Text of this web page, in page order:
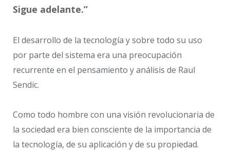
Sigue adelante.”
El desarrollo de la tecnología y sobre todo su uso
por parte del sistema era una preocupación
recurrente en el pensamiento y análisis de Raul
Sendic.
Como todo hombre con una visión revolucionaria de
la sociedad era bien consciente de la importancia de
la tecnología, de su aplicación y de su propiedad.